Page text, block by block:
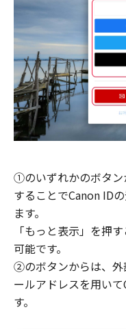
①のいずれかのボタン
することでCanon ID
ます。
「もっと表示」を押
可能です。
②のボタンからは、外
ールアドレスを用い
す。